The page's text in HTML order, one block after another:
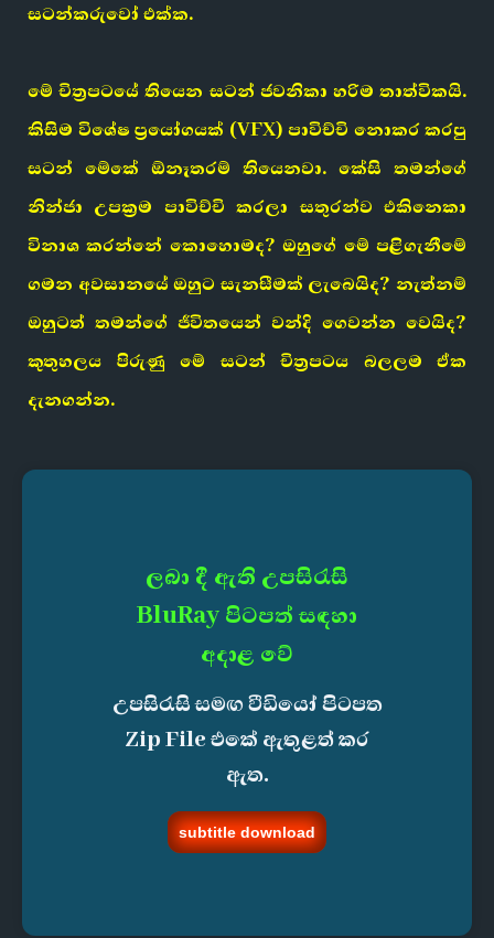
සටන්කරුවෝ එක්ක.
මේ චිත්‍රපටයේ තියෙන සටන් ජවනිකා හරිම තාත්විකයි.
කිසිම විශේෂ ප්‍රයෝගයක් (VFX) පාවිච්චි නොකර කරපු
සටන් මේකේ ඕනෑතරම් තියෙනවා. කේසි තමන්ගේ
නින්ජා උපක්‍රම පාවිච්චි කරලා සතුරන්ව එකිනෙකා
විනාශ කරන්නේ කොහොමද? ඔහුගේ මේ පළිගැනීමේ
ගමන අවසානයේ ඔහුට සැනසීමක් ලැබෙයිද? නැත්නම්
ඔහුටත් තමන්ගේ ජීවිතයෙන් වන්දි ගෙවන්න වෙයිද?
කුතුහලය පිරුණු මේ සටන් චිත්‍රපටය බලලම ඒක
දැනගන්න.
ලබා දී ඇති උපසිරැසි
BluRay පිටපත් සඳහා
අදාළ වේ
උපසිරැසි සමඟ වීඩියෝ පිටපත
Zip File එකේ ඇතුළත් කර
ඇත.
subtitle download